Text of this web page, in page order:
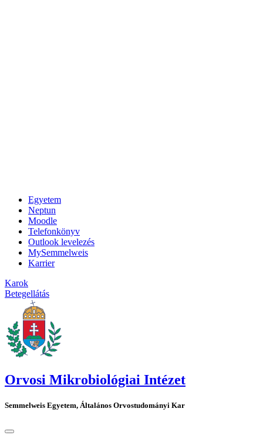
Egyetem
Neptun
Moodle
Telefonkönyv
Outlook levelezés
MySemmelweis
Karrier
Karok
Betegellátás
Orvosi Mikrobiológiai Intézet
Semmelweis Egyetem, Általános Orvostudományi Kar